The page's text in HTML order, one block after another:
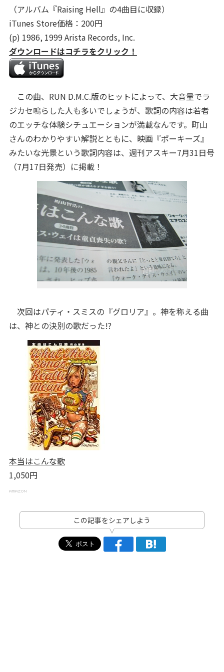
（アルバム『Raising Hell』の4曲目に収録）
iTunes Store価格：200円
(p) 1986, 1999 Arista Records, Inc.
ダウンロードはコチラをクリック！
この曲、RUN D.M.C.版のヒットによって、大音量でラ
ジカセ鳴らした人も多いでしょうが、歌詞の内容は若者
のエッチな体験シチュエーションが満載なんです。町山
さんのわかりやすい解説とともに、映画『ポーキーズ』
みたいな光景という歌詞内容は、週刊アスキー7月31日号
（7月17日発売）に掲載！
次回はパティ・スミスの『グロリア』。神を称える曲
は、神との決別の歌だった!?
本当はこんな歌
1,050円
この記事をシェアしよう